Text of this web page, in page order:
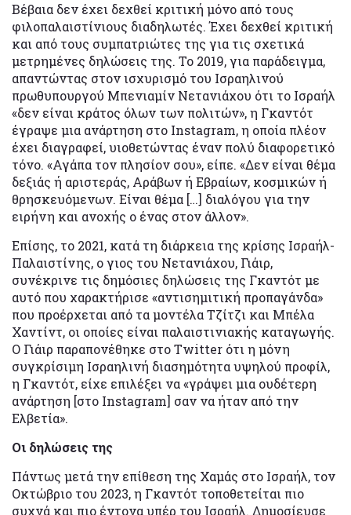
Βέβαια δεν έχει δεχθεί κριτική μόνο από τους
φιλοπαλαιστίνιους διαδηλωτές. Έχει δεχθεί κριτική
και από τους συμπατριώτες της για τις σχετικά
μετρημένες δηλώσεις της. Το 2019, για παράδειγμα,
απαντώντας στον ισχυρισμό του Ισραηλινού
πρωθυπουργού Μπενιαμίν Νετανιάχου ότι το Ισραήλ
«δεν είναι κράτος όλων των πολιτών», η Γκαντότ
έγραψε μια ανάρτηση στο Instagram, η οποία πλέον
έχει διαγραφεί, υιοθετώντας έναν πολύ διαφορετικό
τόνο. «Αγάπα τον πλησίον σου», είπε. «Δεν είναι θέμα
δεξιάς ή αριστεράς, Αράβων ή Εβραίων, κοσμικών ή
θρησκευόμενων. Είναι θέμα […] διαλόγου για την
ειρήνη και ανοχής ο ένας στον άλλον».
Επίσης, το 2021, κατά τη διάρκεια της κρίσης Ισραήλ-
Παλαιστίνης, ο γιος του Νετανιάχου, Γιάιρ,
συνέκρινε τις δημόσιες δηλώσεις της Γκαντότ με
αυτό που χαρακτήρισε «αντισημιτική προπαγάνδα»
που προέρχεται από τα μοντέλα Τζίτζι και Μπέλα
Χαντίντ, οι οποίες είναι παλαιστινιακής καταγωγής.
Ο Γιάιρ παραπονέθηκε στο Twitter ότι η μόνη
συγκρίσιμη Ισραηλινή διασημότητα υψηλού προφίλ,
η Γκαντότ, είχε επιλέξει να «γράψει μια ουδέτερη
ανάρτηση [στο Instagram] σαν να ήταν από την
Ελβετία».
Οι δηλώσεις της
Πάντως μετά την επίθεση της Χαμάς στο Ισραήλ, τον
Οκτώβριο του 2023, η Γκαντότ τοποθετείται πιο
συχνά και πιο έντονα υπέρ του Ισραήλ. Δημοσίευσε